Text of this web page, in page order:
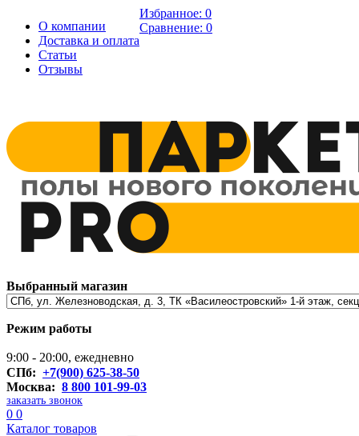
О компании
Доставка и оплата
Статьи
Отзывы
Избранное: 0
Сравнение: 0
Выбранный магазин
Режим работы
9:00 - 20:00, ежедневно
СПб: +7(900) 625-38-50
Москва: 8 800 101-99-03
заказать звонок
0 0
Каталог товаров